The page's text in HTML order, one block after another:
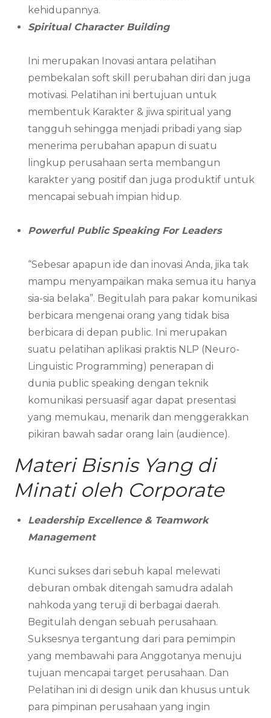
kehidupannya.
Spiritual Character Building
Ini merupakan Inovasi antara pelatihan
pembekalan soft skill perubahan diri dan juga
motivasi. Pelatihan ini bertujuan untuk
membentuk Karakter & jiwa spiritual yang
tangguh sehingga menjadi pribadi yang siap
menerima perubahan apapun di suatu
lingkup perusahaan serta membangun
karakter yang positif dan juga produktif untuk
mencapai sebuah impian hidup.
Powerful Public Speaking For Leaders
“Sebesar apapun ide dan inovasi Anda, jika tak
mampu menyampaikan maka semua itu hanya
sia-sia belaka”. Begitulah para pakar komunikasi
berbicara mengenai orang yang tidak bisa
berbicara di depan public. Ini merupakan
suatu pelatihan aplikasi praktis NLP (Neuro-
Linguistic Programming) penerapan di
dunia public speaking dengan teknik
komunikasi persuasif agar dapat presentasi
yang memukau, menarik dan menggerakkan
pikiran bawah sadar orang lain (audience).
Materi Bisnis Yang di
Minati oleh Corporate
Leadership Excellence & Teamwork
Management
Kunci sukses dari sebuh kapal melewati
deburan ombak ditengah samudra adalah
nahkoda yang teruji di berbagai daerah.
Begitulah dengan sebuah perusahaan.
Suksesnya tergantung dari para pemimpin
yang membawahi para Anggotanya menuju
tujuan mencapai target perusahaan. Dan
Pelatihan ini di design unik dan khusus untuk
para pimpinan perusahaan yang ingin